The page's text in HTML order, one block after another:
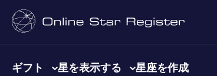
ギフト 星を表示する 星座を作成